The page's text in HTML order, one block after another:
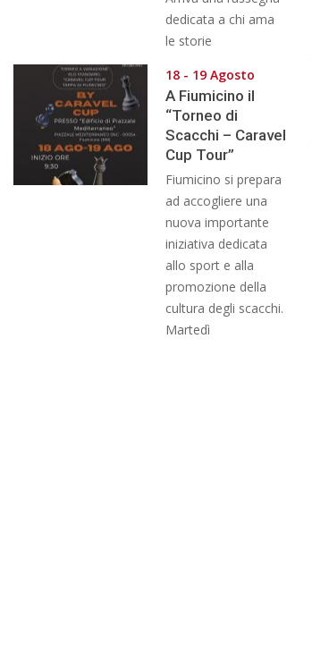
dedicata a chi ama
le storie
18 - 19 Agosto
A Fiumicino il
“Torneo di
Scacchi – Caravel
Cup Tour”
Fiumicino si prepara
ad accogliere una
nuova importante
iniziativa dedicata
allo sport e alla
promozione della
cultura degli scacchi.
Martedì